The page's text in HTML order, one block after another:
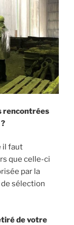
rencontrées
il faut
que celle-ci
par la
sélection
de votre